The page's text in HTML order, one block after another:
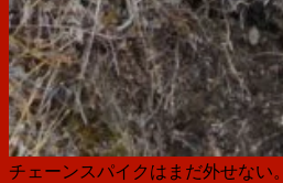
チェーンスパイクはまだ外せない。